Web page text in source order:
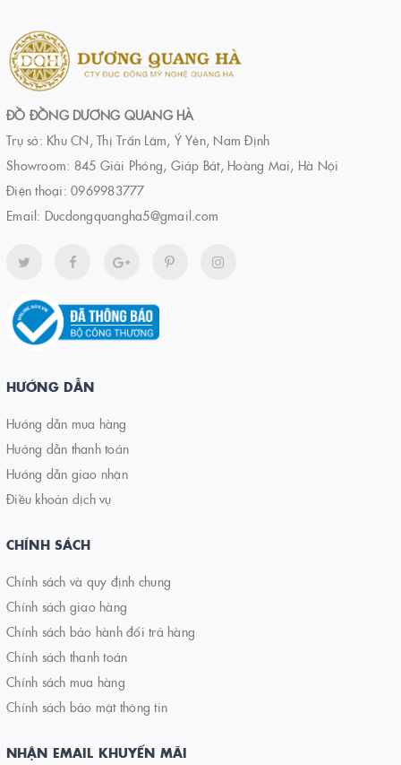
ĐỒ ĐỒNG DƯƠNG QUANG HÀ
Trụ sở: Khu CN, Thị Trấn Lâm, Ý Yên, Nam Định
Showroom: 845 Giải Phóng, Giáp Bát, Hoàng Mai, Hà Nội
Điện thoại: 0969983777
Email: Ducdongquangha5@gmail.com
HƯỚNG DẪN
Hướng dẫn mua hàng
Hướng dẫn thanh toán
Hướng dẫn giao nhận
Điều khoản dịch vụ
CHÍNH SÁCH
Chính sách và quy định chung
Chính sách giao hàng
Chính sách bảo hành đổi trả hàng
Chính sách thanh toán
Chính sách mua hàng
Chính sách bảo mật thông tin
NHẬN EMAIL KHUYẾN MÃI